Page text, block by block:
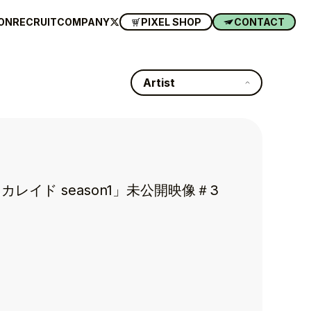
RECRUITCOMPANY PIXEL SHOP CONTACT
Artist
レイド season1」未公開映像＃3